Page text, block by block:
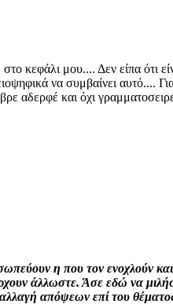
κεφάλι μου.... Δεν είπα ότι
να συμβαίνει αυτό....
αδερφέ και όχι
η που τον ενοχλούν και
άλλωστε. Άσε εδώ να
απόψεων επί του